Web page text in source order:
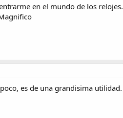
en el mundo de los relojes.
es de una grandisima utilidad.